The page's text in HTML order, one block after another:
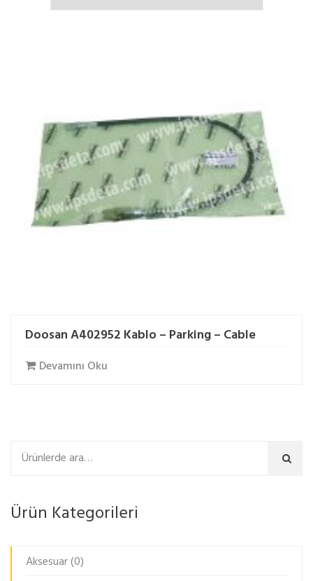
Doosan A402952 Kablo – Parking – Cable
Devamını Oku
Ara
Ürün Kategorileri
Aksesuar(0)